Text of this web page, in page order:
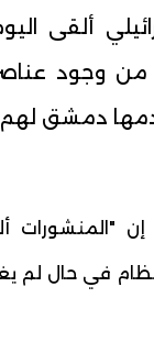
ألقى
وجود
تقدمها دمشق لهم
"المنشورات
في حال لم